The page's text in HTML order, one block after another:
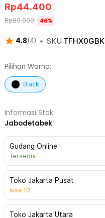
4.8(4) • SKU TFHX0GBK
Rp44.400
Rp80.900 46%
Pilihan Warna:
Black
Informasi Stok:
Jabodetabek
Gudang Online
Tersedia
Toko Jakarta Pusat
sisa 10
Toko Jakarta Utara